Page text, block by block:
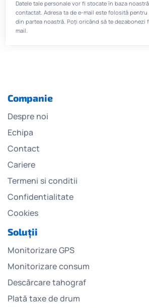
Datele tale personale vor fi stocate în baza
contactat. Adresa ta de e-mail este folosită
din partea noastră. Poți oricând să te
mail.
Companie
Despre noi
Echipa
Contact
Cariere
Termeni si conditii
Confidentialitate
Cookies
Soluții
Monitorizare GPS
Monitorizare consum
Descărcare tahograf
Plată taxe de drum